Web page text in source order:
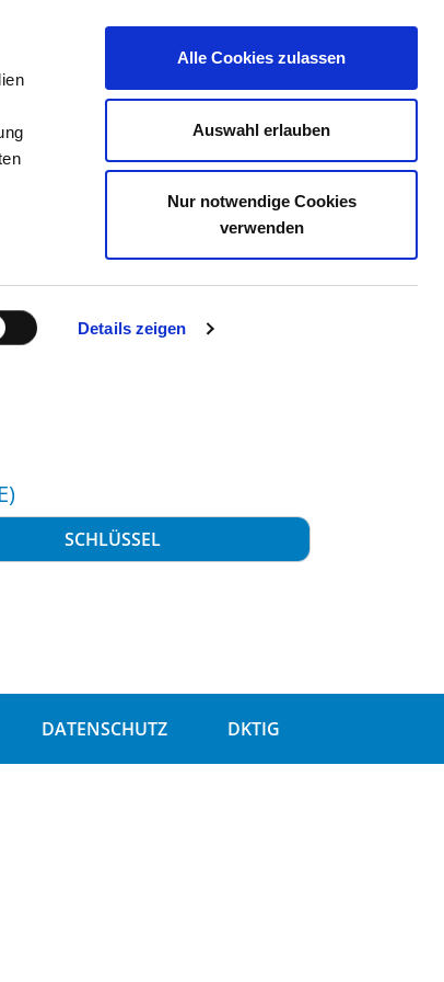
Details zeigen
Alle Cookies zulassen
Auswahl erlauben
Nur notwendige Cookies
verwenden
KONTAKT IHRE MEINUNG
SCHLÜSSEL
DATENSCHUTZ DKTIG